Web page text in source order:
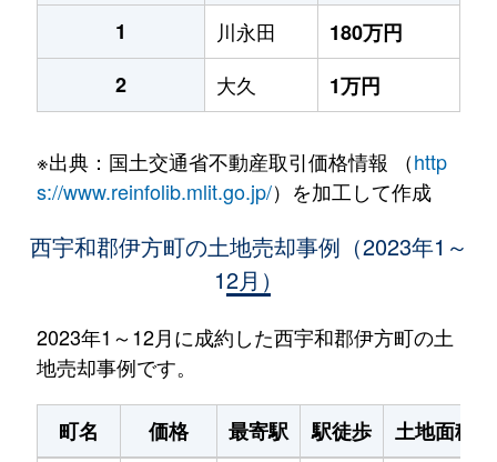
1
川永田
180万円
2
大久 1万円
※出典：国土交通省不動産取引価格情報 （http
s://www.reinfolib.mlit.go.jp/）を加工して作成
西宇和郡伊方町の土地売却事例（2023年1～
12月）
2023年1～12月に成約した西宇和郡伊方町の土
地売却事例です。
町名 価格 最寄駅 駅徒歩
土地面積